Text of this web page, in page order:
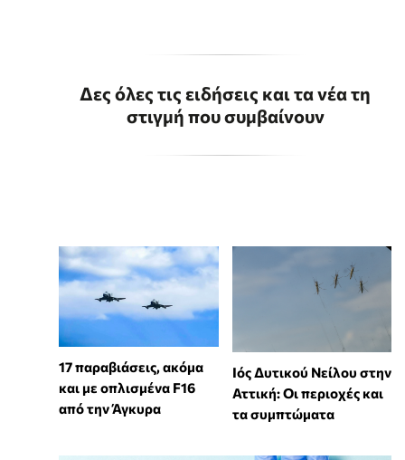
Δες όλες τις ειδήσεις και τα νέα τη
στιγμή που συμβαίνουν
17 παραβιάσεις, ακόμα
και με οπλισμένα F16
από την Άγκυρα
Ιός Δυτικού Νείλου στην
Αττική: Οι περιοχές και
τα συμπτώματα